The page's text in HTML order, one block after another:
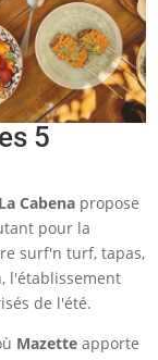
5
La Cabena propose
pour la
surf'n turf, tapas,
l'établissement
de l'été.
Mazette apporte